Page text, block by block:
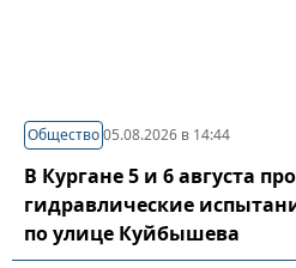
Общество05.08.2026 в 14:44
В Кургане 5 и 6 августа
гидравлические
по улице Куйбышева